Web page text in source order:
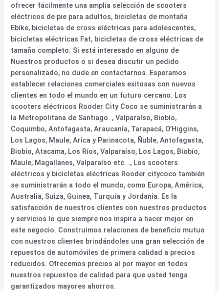
ofrecer fácilmente una amplia selección de scooters
eléctricos de pie para adultos, bicicletas de montaña
Ebike, bicicletas de cross eléctricas para adolescentes,
bicicletas eléctricas Fat, bicicletas de cross eléctricas de
tamaño completo. Si está interesado en alguno de
Nuestros productos o si desea discutir un pedido
personalizado, no dude en contactarnos. Esperamos
establecer relaciones comerciales exitosas con nuevos
clientes en todo el mundo en un futuro cercano. Los
scooters eléctricos Rooder City Coco se suministrarán a
la Metropolitana de Santiago. , Valparaíso, Biobío,
Coquimbo, Antofagasta, Araucanía, Tarapacá, O’Higgins,
Los Lagos, Maule, Arica y Parinacota, Ñuble, Antofagasta,
Biobío, Atacama, Los Ríos, Valparaíso, Los Lagos, Biobío,
Maule, Magallanes, Valparaíso etc. ., Los scooters
eléctricos y bicicletas eléctricas Rooder citycoco también
se suministrarán a todo el mundo, como Europa, América,
Australia, Suiza, Guinea, Turquía y Jordania. Es la
satisfacción de nuestros clientes con nuestros productos
y servicios lo que siempre nos inspira a hacer mejor en
este negocio. Construimos relaciones de beneficio mutuo
con nuestros clientes brindándoles una gran selección de
repuestos de automóviles de primera calidad a precios
reducidos. Ofrecemos precios al por mayor en todos
nuestros repuestos de calidad para que usted tenga
garantizados mayores ahorros.